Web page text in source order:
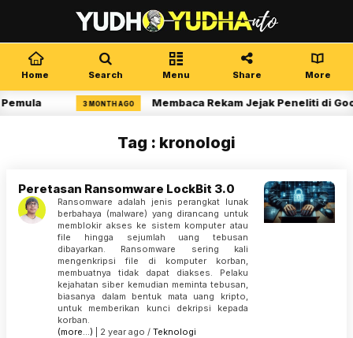
Home Search Menu Share More
3 MONTH AGO Membaca Rekam Jejak Peneliti di
Tag : kronologi
Peretasan Ransomware LockBit 3.0
Ransomware adalah jenis perangkat lunak
berbahaya (malware) yang dirancang untuk
memblokir akses ke sistem komputer atau
file hingga sejumlah uang tebusan
dibayarkan. Ransomware sering kali
mengenkripsi file di komputer korban,
membuatnya tidak dapat diakses. Pelaku
kejahatan siber kemudian meminta tebusan,
biasanya dalam bentuk mata uang kripto,
untuk memberikan kunci dekripsi kepada
korban.
(more…) | 2 year ago / Teknologi